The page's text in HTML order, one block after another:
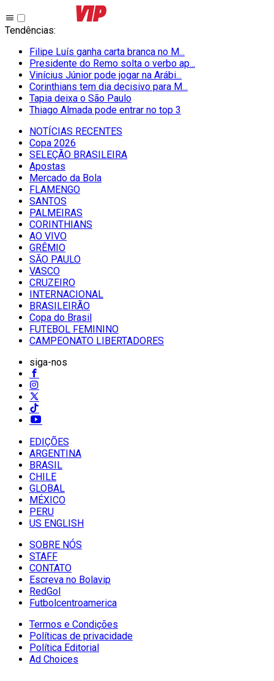
Tendências:
Filipe Luís ganha carta branca no M...
Presidente do Remo solta o verbo ap...
Vinícius Júnior pode jogar na Arábi...
Corinthians tem dia decisivo para M...
Tapia deixa o São Paulo
Thiago Almada pode entrar no top 3
NOTÍCIAS RECENTES
Copa 2026
SELEÇÃO BRASILEIRA
Apostas
Mercado da Bola
FLAMENGO
SANTOS
PALMEIRAS
CORINTHIANS
AO VIVO
GRÊMIO
SĀO PAULO
VASCO
CRUZEIRO
INTERNACIONAL
BRASILEIRÃO
Copa do Brasil
FUTEBOL FEMININO
CAMPEONATO LIBERTADORES
siga-nos
EDIÇÕES
ARGENTINA
BRASIL
CHILE
GLOBAL
MÉXICO
PERU
US ENGLISH
SOBRE NÓS
STAFF
CONTATO
Escreva no Bolavip
RedGol
Futbolcentroamerica
Termos e Condições
Políticas de privacidade
Política Editorial
Ad Choices